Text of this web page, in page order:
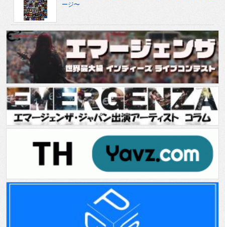
ージ〜